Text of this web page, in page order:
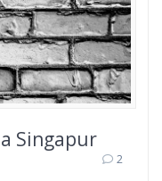
Singapur
2